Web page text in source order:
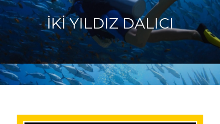
İKİ YILDIZ DALICI